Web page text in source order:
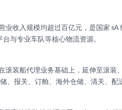
收入规模均超过百亿元，是国家 5A
与专业车队等核心物流资源。
装船代理业务基础上，延伸至滚装
、报关、订舱、海外仓储、清关、配